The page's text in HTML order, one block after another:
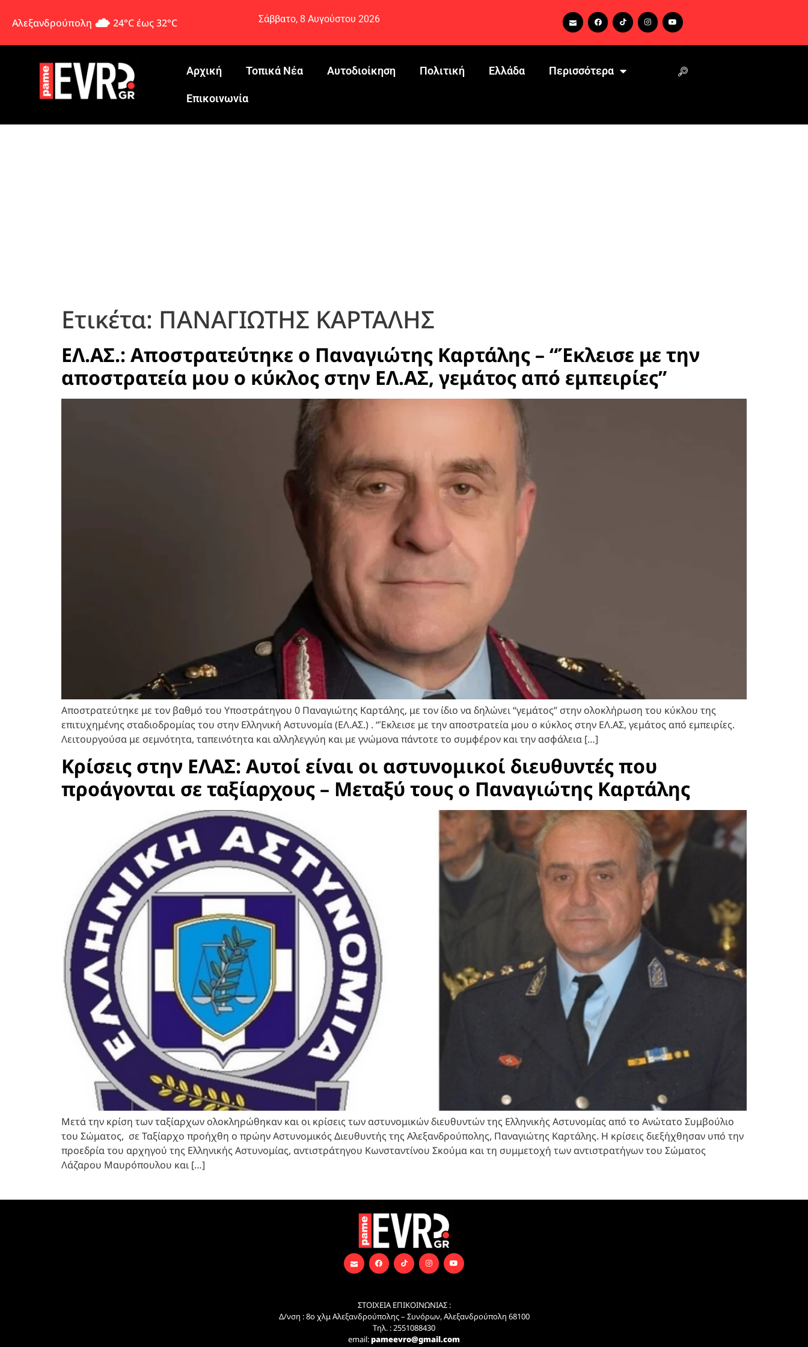
Αλεξανδρούπολη 24°C έως 32°C Σάββατο, 8 Αυγούστου 2026
Αρχική Τοπικά Νέα Αυτοδιοίκηση Πολιτική Ελλάδα Περισσότερα
Eπικοινωνία
Ετικέτα: ΠΑΝΑΓΙΩΤΗΣ ΚΑΡΤΑΛΗΣ
ΕΛ.ΑΣ.: Αποστρατεύτηκε ο Παναγιώτης Καρτάλης – “Έκλεισε με την
αποστρατεία μου ο κύκλος στην ΕΛ.ΑΣ, γεμάτος από εμπειρίες”
Αποστρατεύτηκε με τον βαθμό του Υποστράτηγου 0 Παναγιώτης Καρτάλης, με τον ίδιο να δηλώνει “γεμάτος” στην ολοκλήρωση του κύκλου της
επιτυχημένης σταδιοδρομίας του στην Ελληνική Αστυνομία (ΕΛ.ΑΣ.) . “Έκλεισε με την αποστρατεία μου ο κύκλος στην ΕΛ.ΑΣ, γεμάτος από εμπειρίες.
Λειτουργούσα με σεμνότητα, ταπεινότητα και αλληλεγγύη και με γνώμονα πάντοτε το συμφέρον και την ασφάλεια […]
Κρίσεις στην ΕΛΑΣ: Αυτοί είναι οι αστυνομικοί διευθυντές που
προάγονται σε ταξίαρχους – Μεταξύ τους ο Παναγιώτης Καρτάλης
Μετά την κρίση των ταξίαρχων ολοκληρώθηκαν και οι κρίσεις των αστυνομικών διευθυντών της Ελληνικής Αστυνομίας από το Ανώτατο Συμβούλιο
του Σώματος, σε Ταξίαρχο προήχθη ο πρώην Αστυνομικός Διευθυντής της Αλεξανδρούπολης, Παναγιώτης Καρτάλης. Η κρίσεις διεξήχθησαν υπό την
προεδρία του αρχηγού της Ελληνικής Αστυνομίας, αντιστράτηγου Κωνσταντίνου Σκούμα και τη συμμετοχή των αντιστρατήγων του Σώματος
Λάζαρου Μαυρόπουλου και […]
ΣΤΟΙΧΕΙΑ ΕΠΙΚΟΙΝΩΝΙΑΣ :
Δ/νση : 8ο χλμ Αλεξανδρούπολης – Συνόρων, Αλεξανδρούπολη 68100
Τηλ. : 2551088430
email:pameevro@gmail.com